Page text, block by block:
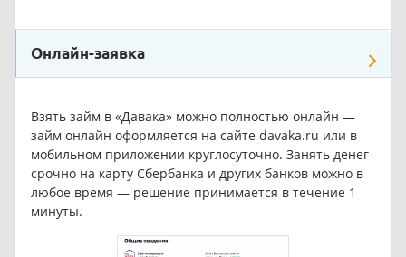
Онлайн-заявка
Взять займ в «Давака» можно полностью онлайн —
займ онлайн оформляется на сайте davaka.ru или в
мобильном приложении круглосуточно. Занять денег
срочно на карту Сбербанка и других банков можно в
любое время — решение принимается в течение 1
минуты.